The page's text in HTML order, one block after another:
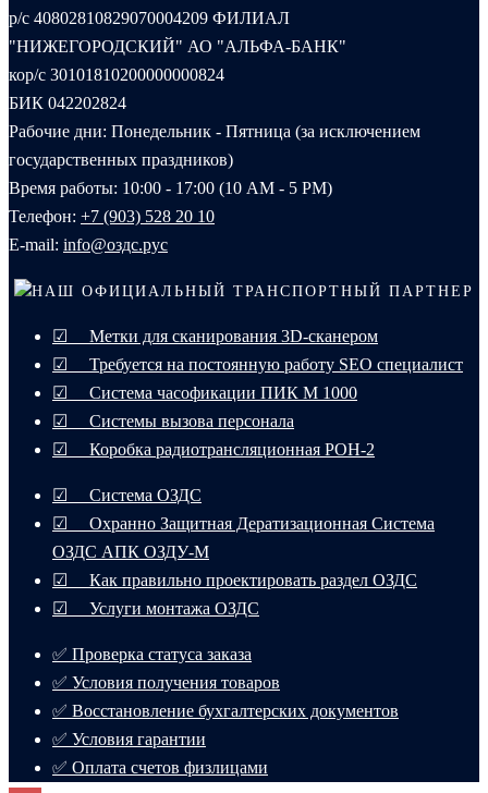
р/с 40802810829070004209 ФИЛИАЛ
"НИЖЕГОРОДСКИЙ" АО "АЛЬФА-БАНК"
кор/с 30101810200000000824
БИК 042202824
Рабочие дни: Понедельник - Пятница (за исключением
государственных праздников)
Время работы: 10:00 - 17:00 (10 AM - 5 PM)
Телефон: +7 (903) 528 20 10‬
E-mail: info@оздс.рус
НАШ ОФИЦИАЛЬНЫЙ ТРАНСПОРТНЫЙ ПАРТНЕР
☑ Метки для сканирования 3D-сканером
☑ Требуется на постоянную работу SEO специалист
☑ Система часофикации ПИК М 1000
☑ Системы вызова персонала
☑ Коробка радиотрансляционная РОН-2
☑ Система ОЗДС
☑ Охранно Защитная Дератизационная Система
ОЗДС АПК ОЗДУ-М
☑ Как правильно проектировать раздел ОЗДС
☑ Услуги монтажа ОЗДС
✅ Проверка статуса заказа
✅ Условия получения товаров
✅ Восстановление бухгалтерских документов
✅ Условия гарантии
✅ Оплата счетов физлицами